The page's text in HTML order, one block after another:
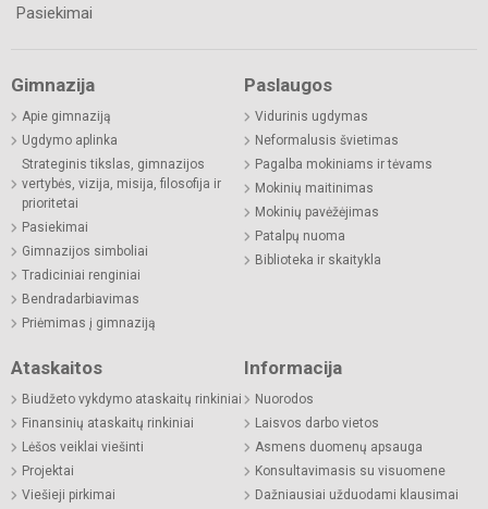
Pasiekimai
Gimnazija
Apie gimnaziją
Ugdymo aplinka
Strateginis tikslas, gimnazijos
vertybės, vizija, misija, filosofija ir
prioritetai
Pasiekimai
Gimnazijos simboliai
Tradiciniai renginiai
Bendradarbiavimas
Priėmimas į gimnaziją
Paslaugos
Vidurinis ugdymas
Neformalusis švietimas
Pagalba mokiniams ir tėvams
Mokinių maitinimas
Mokinių pavėžėjimas
Patalpų nuoma
Biblioteka ir skaitykla
Ataskaitos
Biudžeto vykdymo ataskaitų rinkiniai
Finansinių ataskaitų rinkiniai
Lėšos veiklai viešinti
Projektai
Viešieji pirkimai
Informacija
Nuorodos
Laisvos darbo vietos
Asmens duomenų apsauga
Konsultavimasis su visuomene
Dažniausiai užduodami klausimai